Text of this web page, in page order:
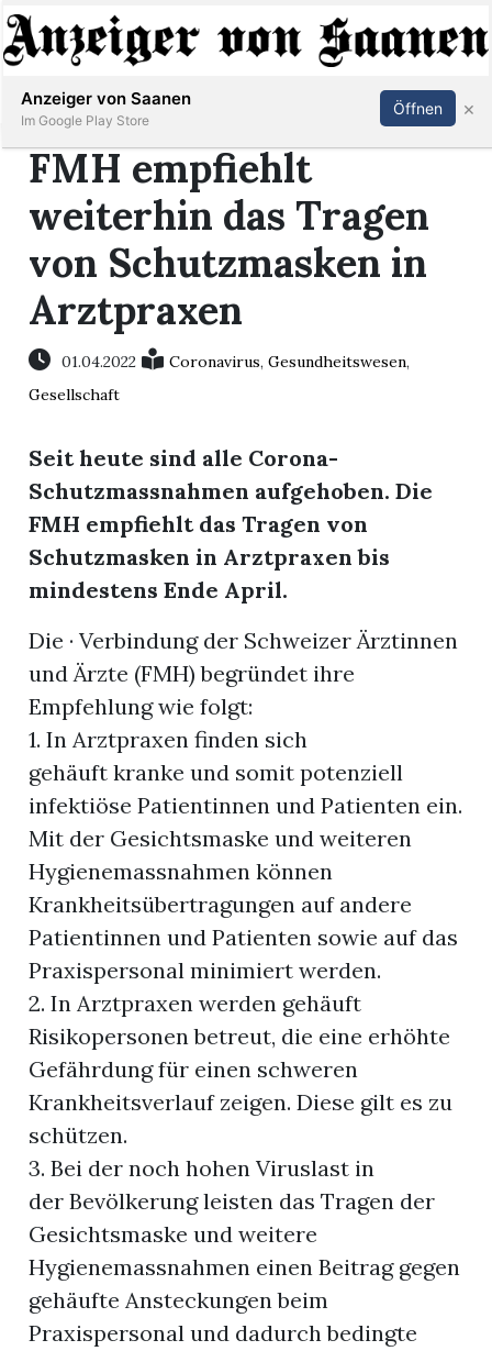
Events
Abonnieren Anmelden
FMH empfiehlt
weiterhin das Tragen
von Schutzmasken in
Arztpraxen
01.04.2022 Coronavirus,Gesundheitswesen,
Gesellschaft
Seit heute sind alle Corona-
Schutzmassnahmen aufgehoben. Die
FMH empfiehlt das Tragen von
Schutzmasken in Arztpraxen bis
mindestens Ende April.
Die · Verbindung der Schweizer Ärztinnen
und Ärzte (FMH) begründet ihre
Empfehlung wie folgt:
1. In Arztpraxen finden sich
gehäuft kranke und somit potenziell
infektiöse Patientinnen und Patienten ein.
Mit der Gesichtsmaske und weiteren
Hygienemassnahmen können
Krankheitsübertragungen auf andere
Patientinnen und Patienten sowie auf das
Praxispersonal minimiert werden.
2. In Arztpraxen werden gehäuft
Risikopersonen betreut, die eine erhöhte
Gefährdung für einen schweren
Krankheitsverlauf zeigen. Diese gilt es zu
schützen.
3. Bei der noch hohen Viruslast in
der Bevölkerung leisten das Tragen der
Gesichtsmaske und weitere
Hygienemassnahmen einen Beitrag gegen
gehäufte Ansteckungen beim
Praxispersonal und dadurch bedingte
Anzeiger von Saanen
Im Google Play Store
Öffnen ×